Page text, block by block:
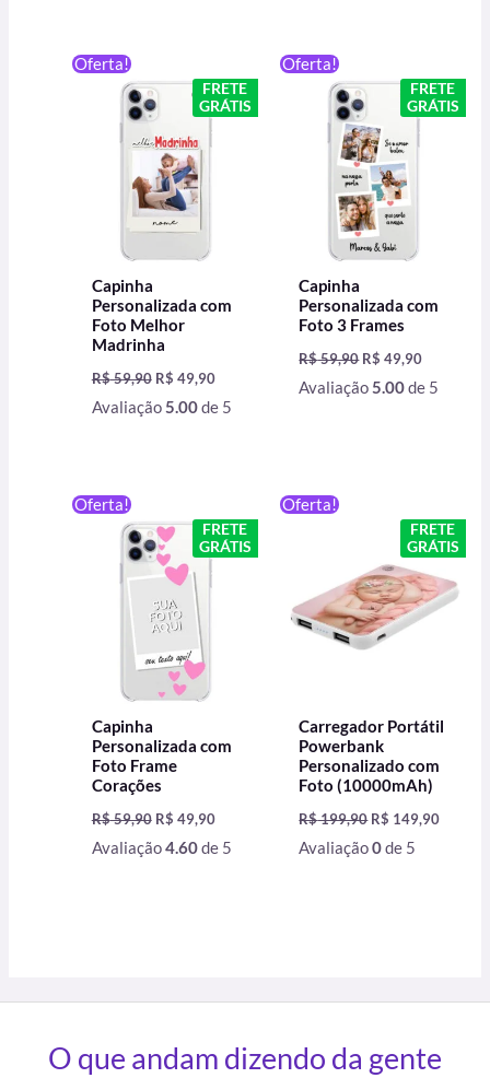
Oferta!
FRETE
GRÁTIS
Capinha
Personalizada com
Foto Melhor
Madrinha
R$59,90
original
era:
R$ 59,90.
R$ 49,90
preço
atual
é:
Avaliação5.00de 5
Oferta!
FRETE
GRÁTIS
Capinha
Personalizada com
Foto 3 Frames
R$59,90
original
era:
R$ 59,90.
R$ 49,90
preço
atual
é:
Avaliação5.00de 5
Oferta!
FRETE
GRÁTIS
Capinha
Personalizada com
Foto Frame
Corações
R$59,90
original
era:
R$ 59,90.
R$ 49,90
preço
atual
é:
Avaliação4.60de 5
Oferta!
FRETE
GRÁTIS
Carregador Portátil
Powerbank
Personalizado com
Foto (10000mAh)
R$199,90
preço
original
R$ 199,90.
R$ 149,90
preço
atual
é:
Avaliação0de 5
O que andam dizendo da gente